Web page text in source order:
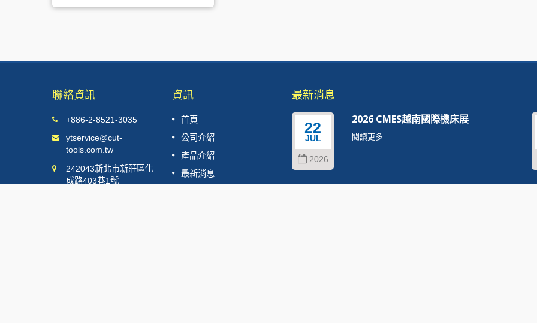
聯絡資訊
+886-2-8521-3035
ytservice@cut-
tools.com.tw
242043新北市新莊區化
成路403巷1號
資訊
首頁
公司介紹
產品介紹
最新消息
最新消息
11
JUL
2025 IMTOS (印度工具機及設備展覽
會)
閱讀更多
22
JUL
2026
2026 CMES越南國際機床展
閱讀更多